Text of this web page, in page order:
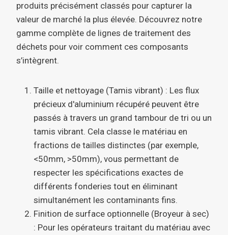
produits précisément classés pour capturer la
valeur de marché la plus élevée. Découvrez notre
gamme complète de lignes de traitement des
déchets pour voir comment ces composants
s’intègrent.
Taille et nettoyage (Tamis vibrant) : Les flux
précieux d'aluminium récupéré peuvent être
passés à travers un grand tambour de tri ou un
tamis vibrant. Cela classe le matériau en
fractions de tailles distinctes (par exemple,
<50mm, >50mm), vous permettant de
respecter les spécifications exactes de
différents fonderies tout en éliminant
simultanément les contaminants fins.
Finition de surface optionnelle (Broyeur à sec)
: Pour les opérateurs traitant du matériau avec